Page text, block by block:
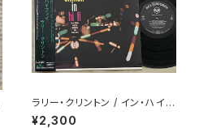
ラリー・クリントン / イン・ハイフ
ァイ
¥2,300